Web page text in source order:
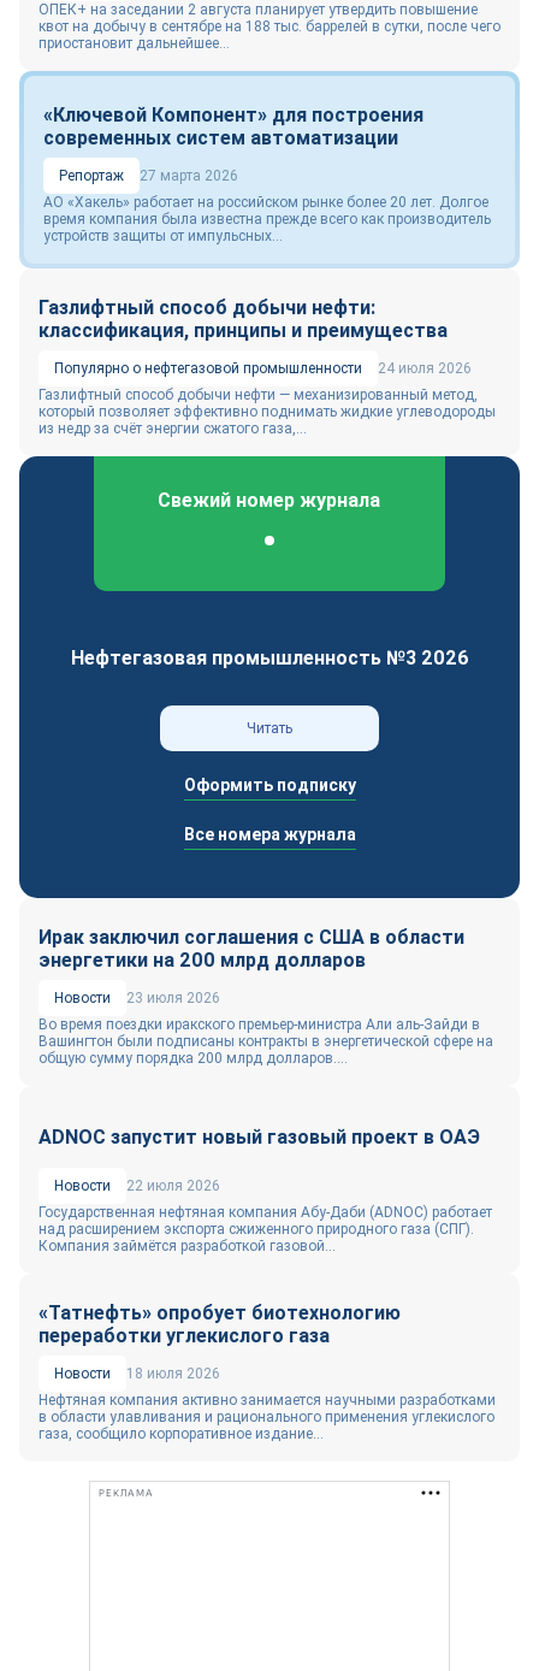
ОПЕК+ на заседании 2 августа планирует утвердить повышение
квот на добычу в сентябре на 188 тыс. баррелей в сутки, после чего
приостановит дальнейшее...
«Ключевой Компонент» для построения
современных систем автоматизации
Репортаж
27 марта 2026
АО «Хакель» работает на российском рынке более 20 лет. Долгое
время компания была известна прежде всего как производитель
устройств защиты от импульсных...
Газлифтный способ добычи нефти:
классификация, принципы и преимущества
Популярно о нефтегазовой промышленности
24 июля 2026
Газлифтный способ добычи нефти — механизированный метод,
который позволяет эффективно поднимать жидкие углеводороды
из недр за счёт энергии сжатого газа,...
Свежий номер журнала
Нефтегазовая промышленность №3 2026
Читать
Оформить подписку
Все номера журнала
Ирак заключил соглашения с США в области
энергетики на 200 млрд долларов
Новости
23 июля 2026
Во время поездки иракского премьер-министра Али аль-Зайди в
Вашингтон были подписаны контракты в энергетической сфере на
общую сумму порядка 200 млрд долларов....
ADNOC запустит новый газовый проект в ОАЭ
Новости
22 июля 2026
Государственная нефтяная компания Абу-Даби (ADNOC) работает
над расширением экспорта сжиженного природного газа (СПГ).
Компания займётся разработкой газовой...
«Татнефть» опробует биотехнологию
переработки углекислого газа
Новости
18 июля 2026
Нефтяная компания активно занимается научными разработками
в области улавливания и рационального применения углекислого
газа, сообщило корпоративное издание...
РЕКЛАМА